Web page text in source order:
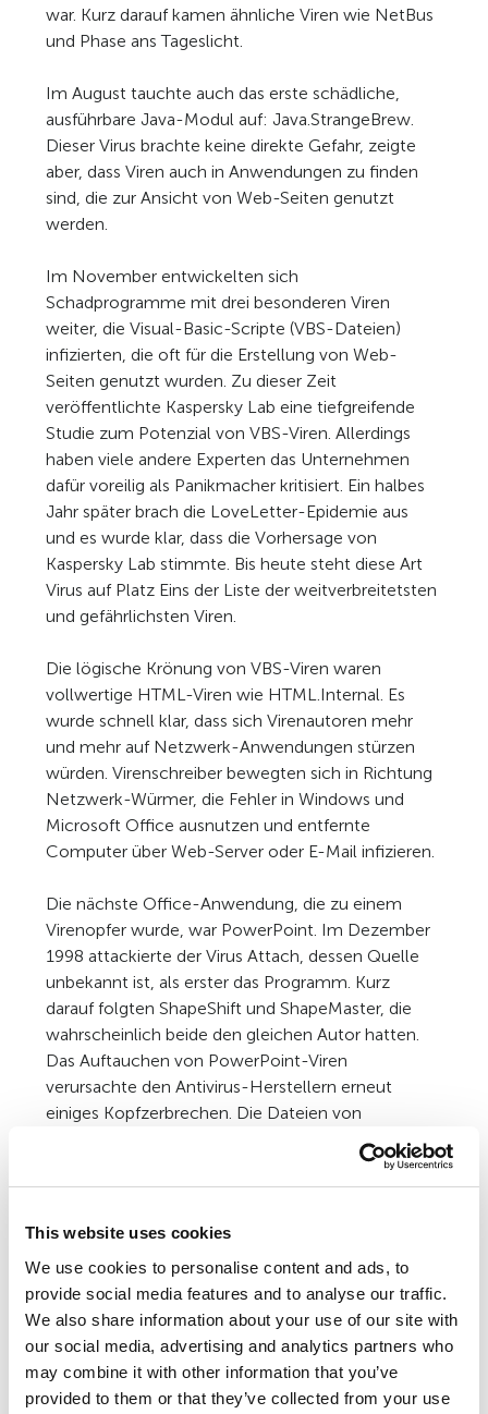
This website uses cookies
We use cookies to personalise content and ads, to
provide social media features and to analyse our traffic.
We also share information about your use of our site with
our social media, advertising and analytics partners who
may combine it with other information that you’ve
provided to them or that they’ve collected from your use
war. Kurz darauf kamen ähnliche Viren wie NetBus
und Phase ans Tageslicht.
Im August tauchte auch das erste schädliche,
ausführbare Java-Modul auf: Java.StrangeBrew.
Dieser Virus brachte keine direkte Gefahr, zeigte
aber, dass Viren auch in Anwendungen zu finden
sind, die zur Ansicht von Web-Seiten genutzt
werden.
Im November entwickelten sich
Schadprogramme mit drei besonderen Viren
weiter, die Visual-Basic-Scripte (VBS-Dateien)
infizierten, die oft für die Erstellung von Web-
Seiten genutzt wurden. Zu dieser Zeit
veröffentlichte Kaspersky Lab eine tiefgreifende
Studie zum Potenzial von VBS-Viren. Allerdings
haben viele andere Experten das Unternehmen
dafür voreilig als Panikmacher kritisiert. Ein halbes
Jahr später brach die LoveLetter-Epidemie aus
und es wurde klar, dass die Vorhersage von
Kaspersky Lab stimmte. Bis heute steht diese Art
Virus auf Platz Eins der Liste der weitverbreitetsten
und gefährlichsten Viren.
Die lögische Krönung von VBS-Viren waren
vollwertige HTML-Viren wie HTML.Internal. Es
wurde schnell klar, dass sich Virenautoren mehr
und mehr auf Netzwerk-Anwendungen stürzen
würden. Virenschreiber bewegten sich in Richtung
Netzwerk-Würmer, die Fehler in Windows und
Microsoft Office ausnutzen und entfernte
Computer über Web-Server oder E-Mail infizieren.
Die nächste Office-Anwendung, die zu einem
Virenopfer wurde, war PowerPoint. Im Dezember
1998 attackierte der Virus Attach, dessen Quelle
unbekannt ist, als erster das Programm. Kurz
darauf folgten ShapeShift und ShapeMaster, die
wahrscheinlich beide den gleichen Autor hatten.
Das Auftauchen von PowerPoint-Viren
verursachte den Antivirus-Herstellern erneut
einiges Kopfzerbrechen. Die Dateien von
PowerPoint (PPT-Dateien) nutzen ein OLE2-
Format, das festlegt, wie in DOS- und XLS-
Dateien nach Viren gesucht werden kann. Doch
komprimiert gespeichert, so dass es notwenig ist,
neue Algorithmen zu entwerfen, über die sie
entpackt werden können und darin nach Viren
gesucht werden kann. Doch trotz dieser Probleme
haben fast alle Antivirus-Hersteller die
entsprechenden Funktionen in ihre Produkte
integriert, um auch vor PowerPoint-Viren